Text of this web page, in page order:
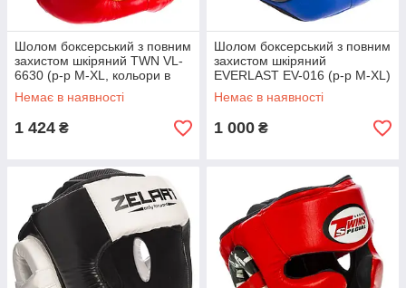
Шолом боксерський з повним
захистом шкіряний TWN VL-
6630 (р-р M-XL, кольори в
асортименті)
Немає в наявності
1 424 ₴
Шолом боксерський з повним
захистом шкіряний
EVERLAST EV-016 (р-р M-XL)
Немає в наявності
1 000 ₴